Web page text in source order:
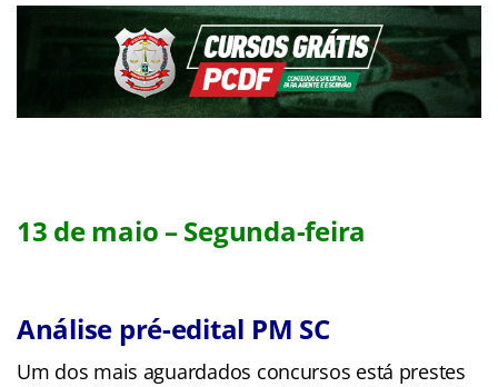
13 de maio – Segunda-feira
Análise pré-edital PM SC
Um dos mais aguardados concursos está prestes